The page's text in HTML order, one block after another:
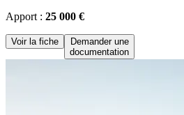
Apport : 25 000 €
Voir la fiche
Demander une
documentation